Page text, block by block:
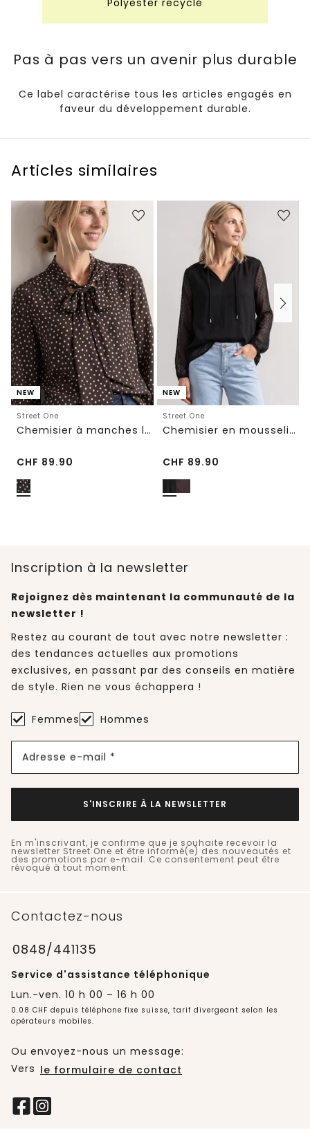
Polyester recyclé
Pas à pas vers un avenir plus durable
Ce label caractérise tous les articles engagés en
faveur du développement durable.
Articles similaires
NEW
Street One
Chemisier à manches longues avec nœud décoratif
CHF 89.90
NEW
Street One
Chemisier en mousseline avec encolure fendue et nouage
CHF 89.90
Inscription à la newsletter
Rejoignez dès maintenant la communauté de la
newsletter !
Restez au courant de tout avec notre newsletter :
des tendances actuelles aux promotions
exclusives, en passant par des conseils en matière
de style. Rien ne vous échappera !
Femmes Hommes
Adresse e-mail *
S'INSCRIRE À LA NEWSLETTER
En m'inscrivant, je confirme que je souhaite recevoir la
newsletter Street One et être informé(e) des nouveautés et
des promotions par e-mail. Ce consentement peut être
révoqué à tout moment.
Contactez-nous
0848/441135
Service d'assistance téléphonique
Lun.-ven. 10 h 00 – 16 h 00
0.08 CHF depuis téléphone fixe suisse, tarif divergeant selon les
opérateurs mobiles.
Ou envoyez-nous un message:
Vers le formulaire de contact